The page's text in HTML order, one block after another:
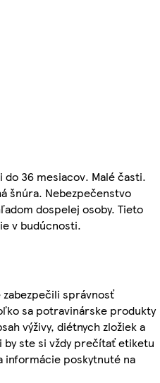
do 36 mesiacov. Malé časti.
šnúra. Nebezpečenstvo
dospelej osoby. Tieto
v budúcnosti.
správnosť
sa potravinárske produkty
výživy, diétnych zložiek a
by ste si vždy prečítať etiketu
informácie poskytnuté na